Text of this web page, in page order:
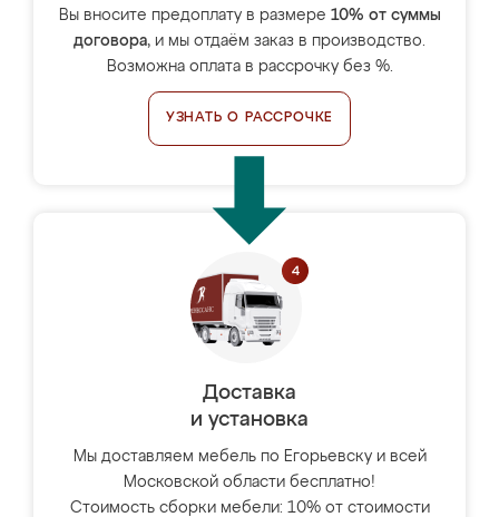
Вы вносите предоплату в размере 10% от суммы
договора, и мы отдаём заказ в производство.
Возможна оплата в рассрочку без %.
УЗНАТЬ О РАССРОЧКЕ
Доставка
и установка
Мы доставляем мебель по Егорьевску и всей
Московской области бесплатно!
Стоимость сборки мебели: 10% от стоимости